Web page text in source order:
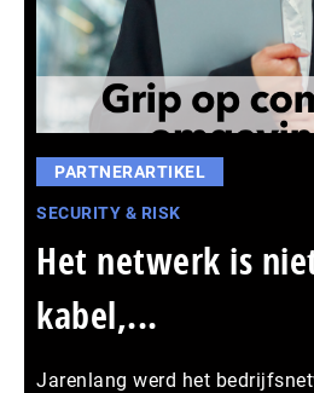
PARTNERARTIKEL
SECURITY & RISK
Het netwerk is
kabel,...
Jarenlang werd het